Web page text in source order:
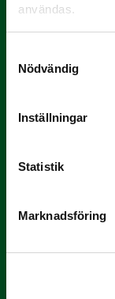
användas.
Nödvändig
Inställningar
Statistik
Marknadsföring
Yttrar gör…